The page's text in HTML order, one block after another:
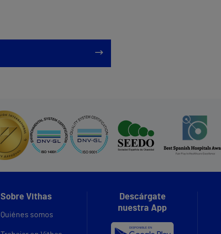
Sobre Vithas
Quiénes somos
Descárgate
nuestra App